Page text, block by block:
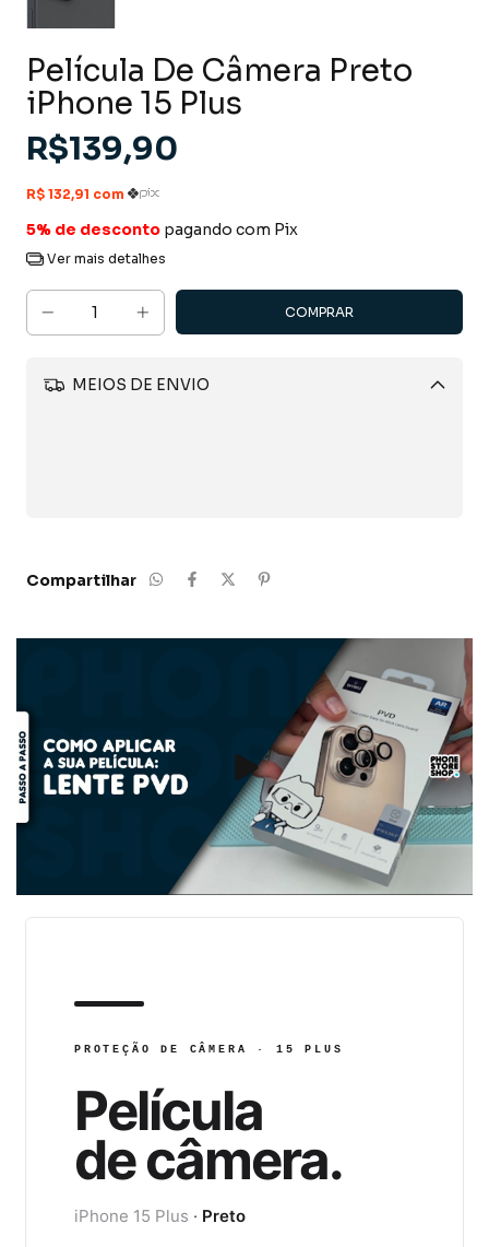
Película De Câmera Preto
iPhone 15 Plus
R$139,90
5% de desconto pagando com Pix
Ver mais detalhes
MEIOS DE ENVIO
Compartilhar
PROTEÇÃO DE CÂMERA · 15 PLUS
Película
de câmera.
iPhone 15 Plus · Preto